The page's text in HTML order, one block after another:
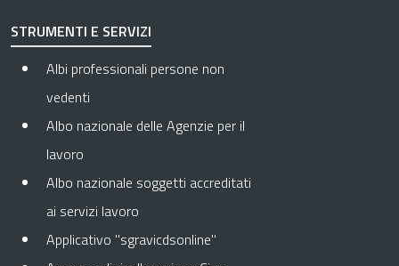
STRUMENTI E SERVIZI
Albi professionali persone non
vedenti
Albo nazionale delle Agenzie per il
lavoro
Albo nazionale soggetti accreditati
ai servizi lavoro
Applicativo "sgravicdsonline"